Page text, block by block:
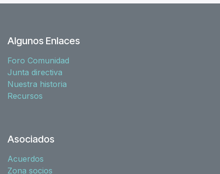
Algunos Enlaces
Foro Comunidad
Junta directiva
Nuestra historia
Recursos
Asociados
Acuerdos
Zona socios